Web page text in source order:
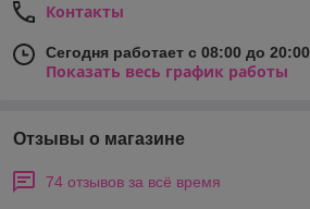
Контакты
Сегодня работает с 08:00 до 20:00
Показать весь график работы
Отзывы о магазине
74 отзывов за всё время